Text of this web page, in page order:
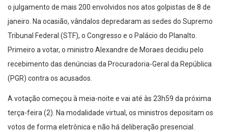
o julgamento de mais 200 envolvidos nos atos golpistas de 8 de
janeiro. Na ocasião, vândalos depredaram as sedes do Supremo
Tribunal Federal (STF), o Congresso e o Palácio do Planalto.
Primeiro a votar, o ministro Alexandre de Moraes decidiu pelo
recebimento das denúncias da Procuradoria-Geral da República
(PGR) contra os acusados.
A votação começou à meia-noite e vai até às 23h59 da próxima
terça-feira (2). Na modalidade virtual, os ministros depositam os
votos de forma eletrônica e não há deliberação presencial.